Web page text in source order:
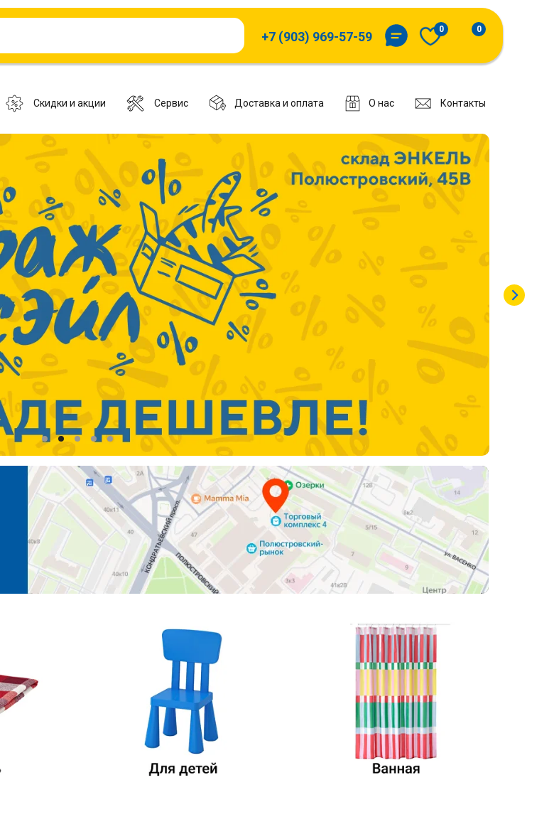
+7 (903) 969-57-59 0
0
Контакты
О нас
Доставка и оплата
Скидки и акции Сервис